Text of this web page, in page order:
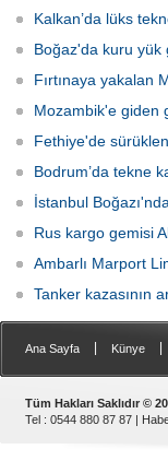
kurtarma çalışmaları sürüyor.
Kalkan’da lüks
Boğaz'da kuru yük
Fırtınaya yakalan
Mozambik'e giden
Fethiye'de
Bodrum’da tekne
İstanbul
Rus kargo gemisi
Ambarlı Marport
Tanker kazasının
Ana Sayfa Künye
Tüm Hakları Saklıdır ©
Tel : 0544 880 87 87 |